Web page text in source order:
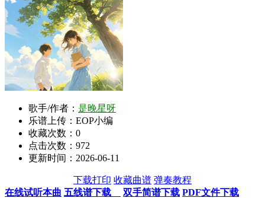
歌手/作者： 是晚星呀
乐谱上传：EOP小编
收藏次数： 0
点击次数：972
更新时间：2026-06-11
下载打印 收藏曲谱 弹奏教程
在线试听本曲 五线谱下载 双手简谱下载 PDF文件下载